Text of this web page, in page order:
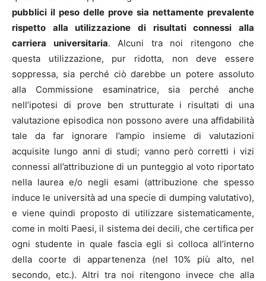
pubblici il peso delle prove sia nettamente prevalente
rispetto alla utilizzazione di risultati connessi alla
carriera universitaria. Alcuni tra noi ritengono che
questa utilizzazione, pur ridotta, non deve essere
soppressa, sia perché ciò darebbe un potere assoluto
alla Commissione esaminatrice, sia perché anche
nell’ipotesi di prove ben strutturate i risultati di una
valutazione episodica non possono avere una affidabilità
tale da far ignorare l’ampio insieme di valutazioni
acquisite lungo anni di studi; vanno però corretti i vizi
connessi all’attribuzione di un punteggio al voto riportato
nella laurea e/o negli esami (attribuzione che spesso
induce le università ad una specie di dumping valutativo),
e viene quindi proposto di utilizzare sistematicamente,
come in molti Paesi, il sistema dei decili, che certifica per
ogni studente in quale fascia egli si colloca all’interno
della coorte di appartenenza (nel 10% più alto, nel
secondo, etc.). Altri tra noi ritengono invece che alla